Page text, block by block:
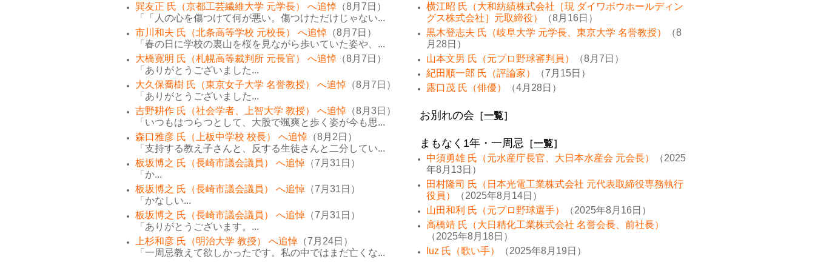
巽友正 氏（京都工芸繊維大学 元学長） へ追悼 （8月7日）
「「人の心を傷つけて何が悪い。傷つけただけじゃない...
市川和夫 氏（北条高等学校 元校長） へ追悼 （8月7日）
「春の日に学校の裏山を桜を見ながら歩いていた姿や、...
大橋寛明 氏（札幌高等裁判所 元長官） へ追悼 （8月7日）
「ありがとうございました...
大久保喬樹 氏（東京女子大学 名誉教授） へ追悼 （8月7日）
「ありがとうございました...
吉野耕作 氏（社会学者、上智大学 教授） へ追悼 （8月3日）
「いつもはつらつとして、大股で颯爽と歩く姿が今も思...
森口雅彦 氏（上板中学校 校長） へ追悼 （8月2日）
「支持する教え子さんと、反する生徒さんと二分してい...
板坂博之 氏（長崎市議会議員） へ追悼 （7月31日）
「か...
板坂博之 氏（長崎市議会議員） へ追悼 （7月31日）
「かなしい...
板坂博之 氏（長崎市議会議員） へ追悼 （7月31日）
「ありがとうございます。...
上杉和彦 氏（明治大学 教授） へ追悼 （7月24日）
「一周忌教えて欲しかったです。私の中ではまだ亡くな...
横江昭 氏（大和紡績株式会社［現 ダイワボウホールディン
グス株式会社］元取締役）
（8月16日）
黒木登志夫 氏（岐阜大学 元学長、東京大学 名誉教授）
（8
月28日）
山本文男 氏（元プロ野球審判員）
（8月7日）
紀田順一郎 氏（評論家）
（7月15日）
露口茂 氏（俳優）
（4月28日）
お別れの会 ［一覧］
まもなく1年・一周忌 ［一覧］
中須勇雄 氏（元水産庁長官、大日本水産会 元会長）
（2025
年8月13日）
田村隆司 氏（日本光電工業株式会社 元代表取締役専務執行
役員）
（2025年8月14日）
山田和利 氏（元プロ野球選手）
（2025年8月16日）
高橋靖 氏（大日精化工業株式会社 名誉会長、前社長）
（2025年8月18日）
luz 氏（歌い手）
（2025年8月19日）